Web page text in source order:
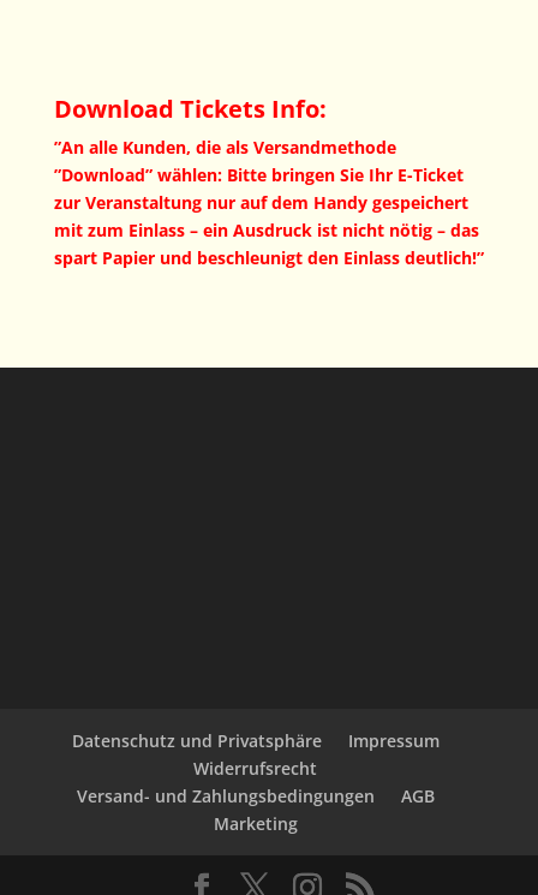
Download Tickets Info:
”An alle Kunden, die als Versandmethode
”Download” wählen: Bitte bringen Sie Ihr E-Ticket
zur Veranstaltung nur auf dem Handy gespeichert
mit zum Einlass – ein Ausdruck ist nicht nötig – das
spart Papier und beschleunigt den Einlass deutlich!”
Datenschutz und Privatsphäre
Impressum
Widerrufsrecht
Versand- und Zahlungsbedingungen
AGB
Marketing